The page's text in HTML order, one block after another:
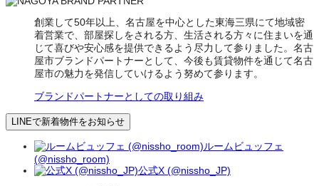
創業して50年以上、名古屋を中心とした東海三県にて地域密
着営業で、部屋探しをされる方、生活される方々に住まいを通
じて喜びや安心感を提供できるよう尽力して参りました。名古
屋市ブランドパートナーとして、今後も賃貸物件を通じて名古
屋市の魅力を発信していけるよう努めて参ります。
ブランドパートナーとしての取り組み
LINEで新着物件をお知らせ
ルームビュッフェ
(@nissho_room)
公式X (@nissho_JP)